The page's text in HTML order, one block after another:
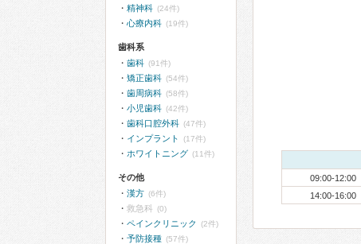
09:00-12:00
14:00-16:00
精神科 (24件)
心療内科 (19件)
歯科系
歯科 (91件)
矯正歯科 (54件)
歯周病科 (58件)
小児歯科 (42件)
歯科口腔外科 (47件)
インプラント (17件)
ホワイトニング (11件)
その他
漢方 (6件)
救急科 (0)
ペインクリニック (2件)
予防接種 (57件)